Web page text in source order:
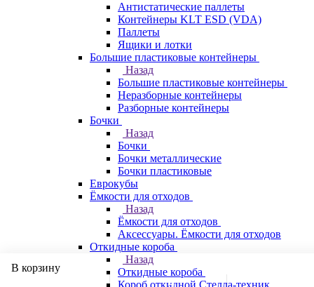
Антистатические паллеты
Контейнеры KLT ESD (VDA)
Паллеты
Ящики и лотки
Большие пластиковые контейнеры
Назад
Большие пластиковые контейнеры
Неразборные контейнеры
Разборные контейнеры
Бочки
Назад
Бочки
Бочки металлические
Бочки пластиковые
Еврокубы
Ёмкости для отходов
Назад
Ёмкости для отходов
Аксессуары. Ёмкости для отходов
Откидные короба
Назад
Откидные короба
Короб откидной Стелла-техник,
В корзину